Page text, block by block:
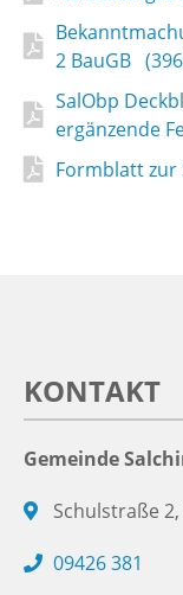
2 BauGB
SalObp
ergänzende
Formblatt zur
KONTAKT
Gemeinde
Schulstraße
09426 381